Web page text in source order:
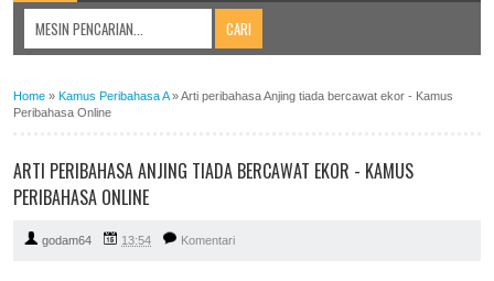
Home » Kamus Peribahasa A»Arti peribahasa Anjing tiada bercawat ekor - Kamus
Peribahasa Online
ARTI PERIBAHASA ANJING TIADA BERCAWAT EKOR - KAMUS
PERIBAHASA ONLINE
godam64 13:54 Komentari